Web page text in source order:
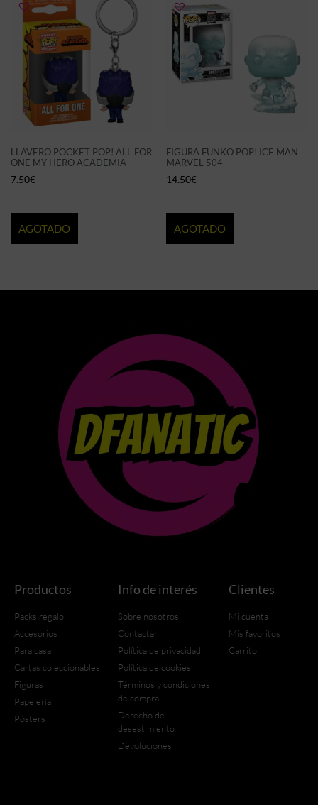
LLAVERO POCKET POP! ALL FOR
ONE MY HERO ACADEMIA
7.50€
AGOTADO
FIGURA FUNKO POP! ICE MAN
MARVEL 504
14.50€
AGOTADO
Productos
Packs regalo
Accesorios
Para casa
Cartas coleccionables
Figuras
Papelería
Pósters
Info de interés
Sobre nosotros
Contactar
Política de privacidad
Política de cookies
Términos y condiciones
de compra
Derecho de
desestimiento
Devoluciones
Clientes
Mi cuenta
Mis favoritos
Carrito